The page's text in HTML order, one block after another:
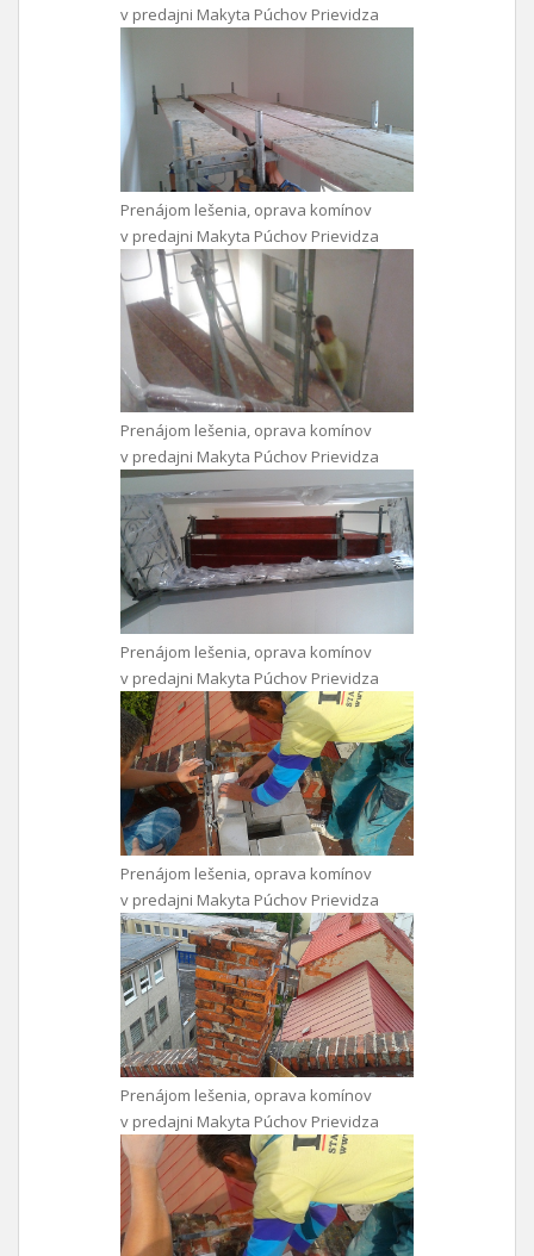
v predajni Makyta Púchov Prievidza
Prenájom lešenia, oprava komínov
v predajni Makyta Púchov Prievidza
Prenájom lešenia, oprava komínov
v predajni Makyta Púchov Prievidza
Prenájom lešenia, oprava komínov
v predajni Makyta Púchov Prievidza
Prenájom lešenia, oprava komínov
v predajni Makyta Púchov Prievidza
Prenájom lešenia, oprava komínov
v predajni Makyta Púchov Prievidza